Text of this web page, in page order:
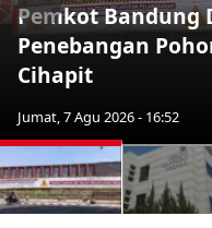
Pemkot Bandung
Penebangan
Cihapit
Jumat, 7 Agu 2026 - 16:52
Previous